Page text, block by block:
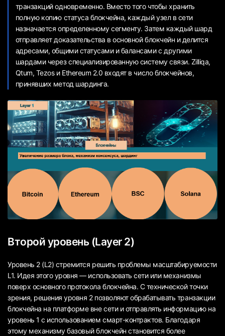
транзакций одновременно. Вместо того чтобы хранить
полную копию статуса блокчейна, каждый узел в сети
назначается определенному сегменту. Затем каждый шард
отправляет доказательства в основной блокчейн и делится
адресами, общими статусами и балансами с другими
шардами через специализированную систему связи. Zilliqa,
Qtum, Tezos и Ethereum 2.0 входят в число блокчейнов,
принявших метод шардинга.
Второй уровень (Layer 2)
Уровень 2 (L2) стремится решить проблемы масштабируемости
L1. Идея этого уровня — использовать сети или механизмы
поверх основного протокола блокчейна. С технической точки
зрения, решения уровня 2 позволяют обрабатывать транзакции
блокчейна на платформе вне сети и отправлять информацию на
уровень 1 с использованием смарт-контрактов. Благодаря
этому механизму базовый блокчейн становится более